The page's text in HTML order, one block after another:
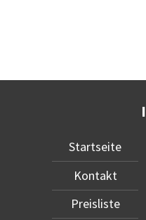
Startseite
Kontakt
Preisliste